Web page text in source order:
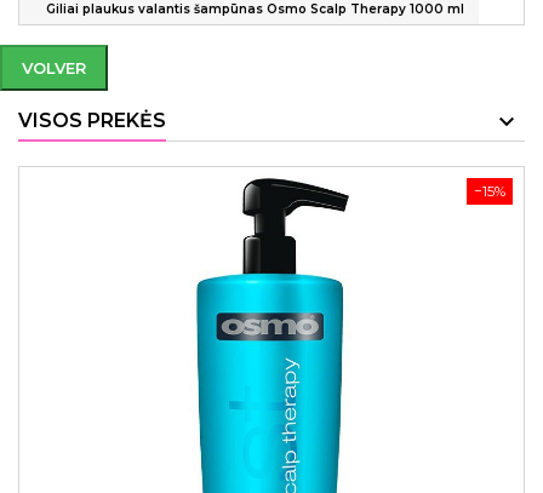
Giliai plaukus valantis šampūnas Osmo Scalp Therapy 1000 ml
VOLVER
VISOS PREKĖS
−15%